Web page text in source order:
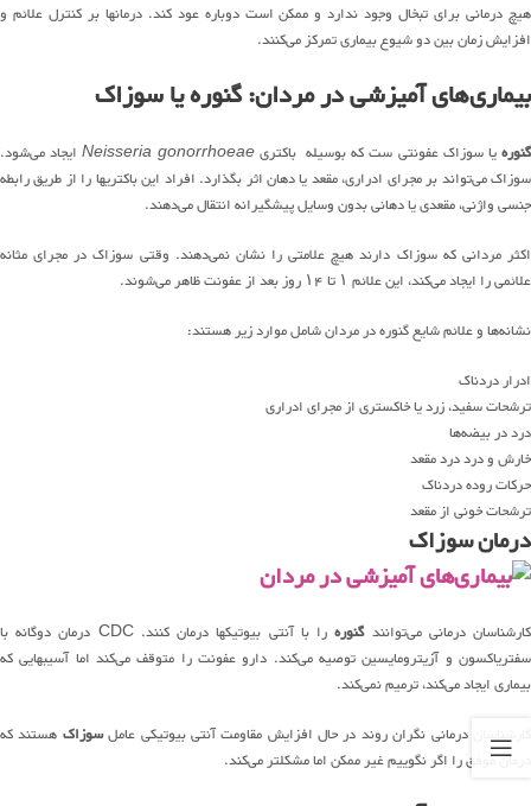
هیچ درمانی برای تبخال وجود ندارد و ممکن است دوباره عود کند. درمانها بر کنترل علائم و
افزایش زمان بین دو شیوع بیماری تمرکز می‌کنند.
بیماری‌های آمیزشی در مردان: گنوره یا سوزاک
گنورهیا سوزاک عفونتی ست که بوسیله باکتریNeisseria gonorrhoeaeایجاد می‌شود.
سوزاک می‌تواند بر مجرای ادراری، مقعد یا دهان اثر بگذارد. افراد این باکتریها را از طریق رابطه
جنسی واژنی، مقعدی یا دهانی بدون وسایل پیشگیرانه انتقال می‌دهند.
اکثر مردانی که سوزاک دارند هیچ علامتی را نشان نمی‌دهند. وقتی سوزاک در مجرای مثانه
علائمی را ایجاد می‌کند، این علائم ۱ تا ۱۴ روز بعد از عفونت ظاهر می‌شوند.
نشانه‌ها و علائم شایع گنوره در مردان شامل موارد زیر هستند:
ادرار دردناک
ترشحات سفید، زرد یا خاکستری از مجرای ادراری
درد در بیضه‌ها
خارش و درد درد مقعد
حرکات روده دردناک
ترشحات خونی از مقعد
درمان سوزاک
کارشناسان درمانی می‌توانندگنوره
را با آنتی بیوتیکها درمان کنند. CDC درمان دوگانه با
سفتریاکسون و آزیترومایسین توصیه می‌کند. دارو عفونت را متوقف می‌کند اما آسیبهایی که
بیماری ایجاد می‌کند، ترمیم نمی‌کند.
کارشناسان درمانی نگران روند در حال افزایش مقاومت آنتی بیوتیکی عاملسوزاک هستند که
درمان موفق را اگر نگوییم غیر ممکن اما مشکلتر می‌کند.